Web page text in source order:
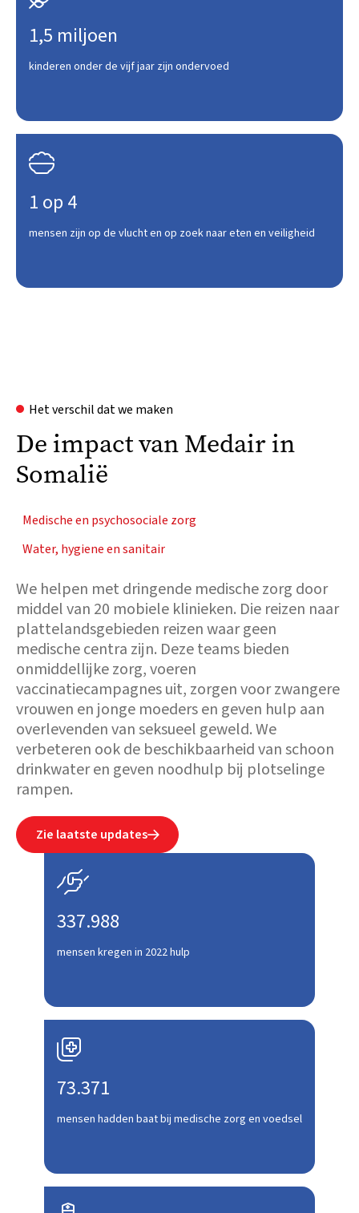
1,5 miljoen
kinderen onder de vijf jaar zijn ondervoed

1 op 4
mensen zijn op de vlucht en op zoek naar eten en veiligheid
Het verschil dat we maken
De impact van Medair in
Somalië
Medische en psychosociale zorg
Water, hygiene en sanitair
We helpen met dringende medische zorg door
middel van 20 mobiele klinieken. Die reizen naar
plattelandsgebieden reizen waar geen
medische centra zijn. Deze teams bieden
onmiddellijke zorg, voeren
vaccinatiecampagnes uit, zorgen voor zwangere
vrouwen en jonge moeders en geven hulp aan
overlevenden van seksueel geweld. We
verbeteren ook de beschikbaarheid van schoon
drinkwater en geven noodhulp bij plotselinge
rampen.
Zie laatste updates

337.988
mensen kregen in 2022 hulp

73.371
mensen hadden baat bij medische zorg en voedsel